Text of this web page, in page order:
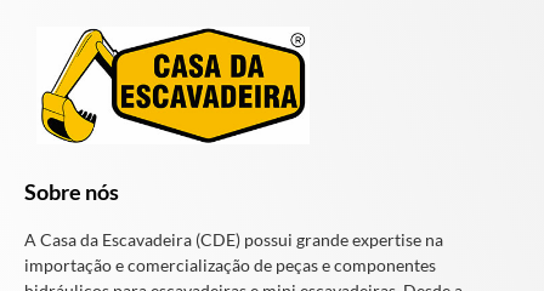
Sobre nós
A Casa da Escavadeira (CDE) possui grande expertise na
importação e comercialização de peças e componentes